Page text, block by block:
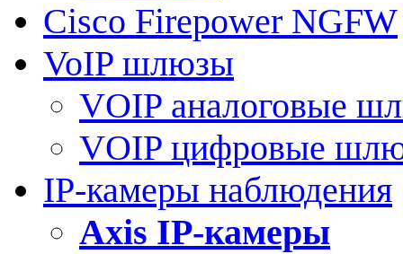
Cisco Firepower NGFW
VoIP шлюзы
VOIP аналоговые
VOIP цифровые
IP-камеры наблюдения
Axis IP-камеры